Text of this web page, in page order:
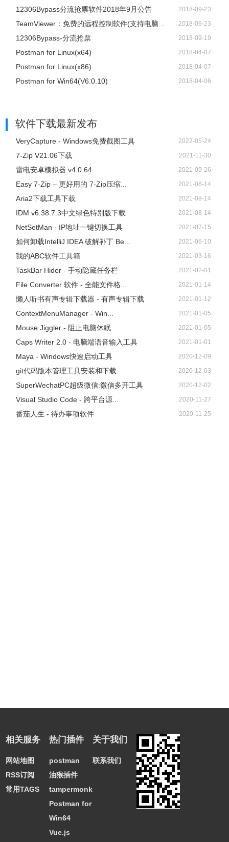
TCP Stream。
5、你会看到在服务器和目标端之间的全部会话。
12306Bypass分流抢票软件2018年9月公告 2018-09-23
TeamViewer：免费的远程控制软件(支持电脑... 2018-09-23
12306Bypass-分流抢票 2018-09-19
Postman for Linux(x64) 2018-04-07
Postman for Linux(x86) 2018-04-07
Postman for Win64(V6.0.10) 2018-04-06
软件下载最新发布
VeryCapture - Windows免费截图工具 2022-05-24
7-Zip V21.06下载 2021-11-30
雷电安卓模拟器 v4.0.64 2021-09-26
Easy 7-Zip – 更好用的 7-Zip压缩... 2021-08-14
Aria2下载工具下载 2021-08-14
IDM v6.38.7.3中文绿色特别版下载 2021-08-14
NetSetMan - IP地址一键切换工具 2021-07-15
如何卸载IntelliJ IDEA 破解补丁 Be... 2021-06-10
我的ABC软件工具箱 2021-03-16
TaskBar Hider - 手动隐藏任务栏 2021-02-01
File Converter 软件 - 全能文件格... 2021-01-14
懒人听书有声专辑下载器 - 有声专辑下载 2021-01-12
ContextMenuManager - Win... 2021-01-05
Mouse Jiggler - 阻止电脑休眠 2021-01-05
Caps Writer 2.0 - 电脑端语音输入工具 2021-01-01
Maya - Windows快速启动工具 2020-12-09
git代码版本管理工具安装和下载 2020-12-03
SuperWechatPC超级微信:微信多开工具 2020-12-02
Visual Studio Code - 跨平台源... 2020-11-27
番茄人生 - 待办事项软件 2020-11-25
相关服务
网站地图
RSS订阅
常用TAGS
热门插件
postman
油猴插件
tampermonkey
Postman for
Win64
Vue.js
关于我们
联系我们